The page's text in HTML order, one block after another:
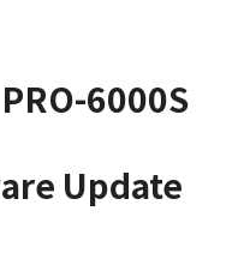
6000S
Update